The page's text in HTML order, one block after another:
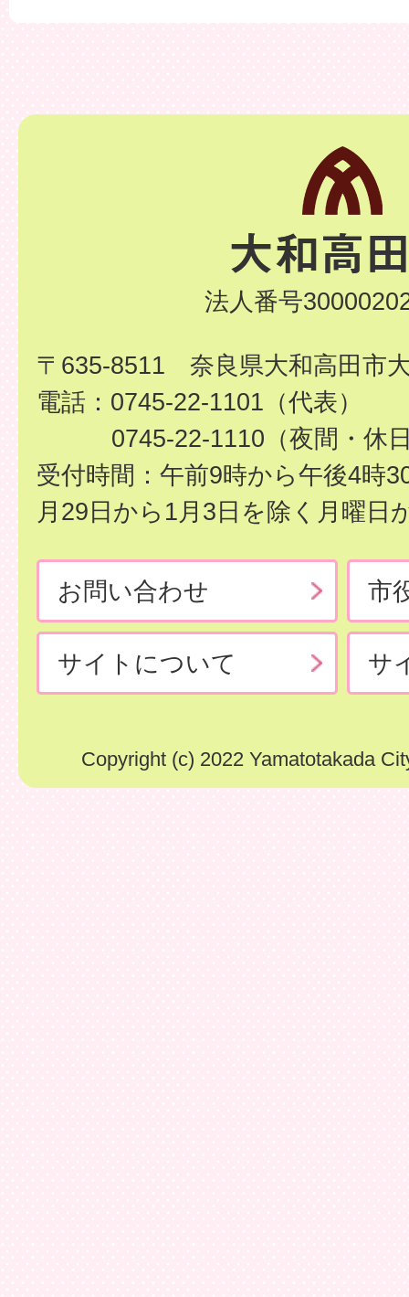
法人番号
〒635-8511 奈良県大和高田市
電話：0745-22-1101（代表）
0745-22-1110（夜間・休
受付時間：午前9時から午後4時
月29日から1月3日を除く月曜日
お問い合わせ 市
サイトについて サ
Copyright (c) 2022 Yamatotakada